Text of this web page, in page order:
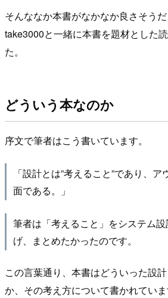
そんななか本書がなかなか良さそうだ
take3000と一緒に本書を題材とした
た。
どういう本なのか
序文で筆者はこう書いています。
「設計とは”考えること”であり、
面である。」
筆者は「考えること」をシステム
げ、まとめたかったのです。
この言葉通り、本書はどういった設
か、その考え方について書かれていま